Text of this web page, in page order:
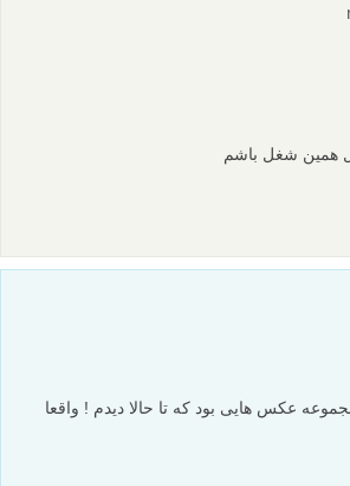
همین شغل باشم
عکس هایی بود که تا حالا دیدم ! واقعا